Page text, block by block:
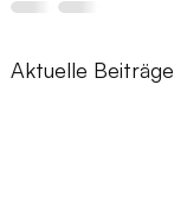
Aktuelle Beiträge